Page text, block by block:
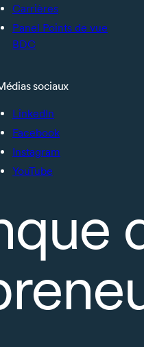
Carrières
Panel Points de vue
BDC
sociaux
LinkedIn
Facebook
Instagram
YouTube